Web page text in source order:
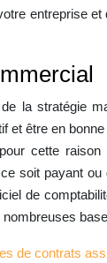
entreprise
la stratégie
et être en
cette raison
soit payant
de
de contrats